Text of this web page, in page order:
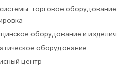
торговое оборудование,
оборудование и изделия
оборудование
центр